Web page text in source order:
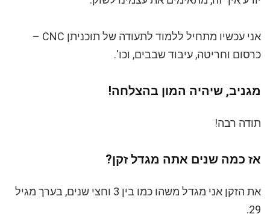
אני עכשיו מתחיל ללמוד לתעודה של תוכניתן CNC –
כרסום וחריטה, עיבוד שבבים, וכו'.
מגניב, שיהיה המון בהצלחה!
תודה רבה!
אז כמה שנים אתה מגדל זקן?
את הזקן אני מגדל משהו כמו בין 3 וחצי שנים, בערך מגיל
29.